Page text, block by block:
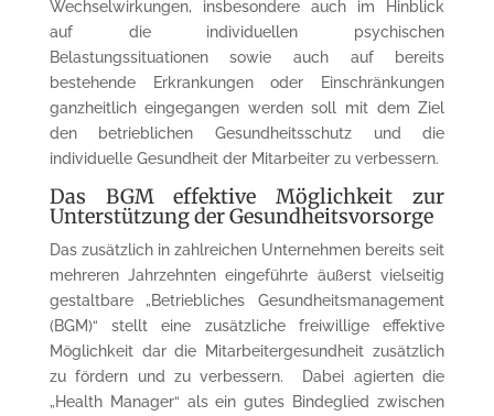
Wechselwirkungen, insbesondere auch im Hinblick
auf die individuellen psychischen
Belastungssituationen sowie auch auf bereits
bestehende Erkrankungen oder Einschränkungen
ganzheitlich eingegangen werden soll mit dem Ziel
den betrieblichen Gesundheitsschutz und die
individuelle Gesundheit der Mitarbeiter zu verbessern.
Das BGM effektive Möglichkeit zur
Unterstützung der Gesundheitsvorsorge
Das zusätzlich in zahlreichen Unternehmen bereits seit
mehreren Jahrzehnten eingeführte äußerst vielseitig
gestaltbare „Betriebliches Gesundheitsmanagement
(BGM)“ stellt eine zusätzliche freiwillige effektive
Möglichkeit dar die Mitarbeitergesundheit zusätzlich
zu fördern und zu verbessern. Dabei agierten die
„Health Manager“ als ein gutes Bindeglied zwischen